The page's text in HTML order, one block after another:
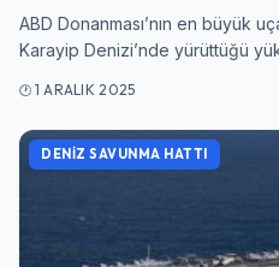
ABD Donanması’nın en büyük
Karayip Denizi’nde yürüttüğü
1 ARALIK 2025
DENIZ SAVUNMA HATTI